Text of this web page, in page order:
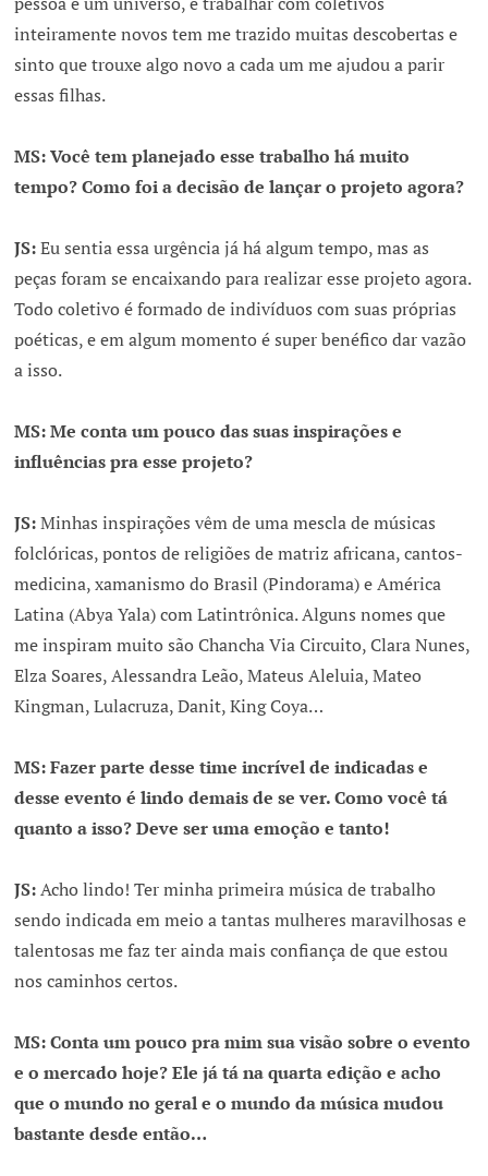
inteiramente novos tem me trazido muitas descobertas e
sinto que trouxe algo novo a cada um me ajudou a parir
essas filhas.
MS: Você tem planejado esse trabalho há muito
tempo? Como foi a decisão de lançar o projeto agora?
JS:Eu sentia essa urgência já há algum tempo, mas as
peças foram se encaixando para realizar esse projeto agora.
Todo coletivo é formado de indivíduos com suas próprias
poéticas, e em algum momento é super benéfico dar vazão
a isso.
MS: Me conta um pouco das suas inspirações e
influências pra esse projeto?
JS:Minhas inspirações vêm de uma mescla de músicas
folclóricas, pontos de religiões de matriz africana, cantos-
medicina, xamanismo do Brasil (Pindorama) e América
Latina (Abya Yala) com Latintrônica. Alguns nomes que
me inspiram muito são Chancha Via Circuito, Clara Nunes,
Elza Soares, Alessandra Leão, Mateus Aleluia, Mateo
Kingman, Lulacruza, Danit, King Coya…
MS: Fazer parte desse time incrível de indicadas e
desse evento é lindo demais de se ver. Como você tá
quanto a isso? Deve ser uma emoção e tanto!
JS:Acho lindo! Ter minha primeira música de trabalho
sendo indicada em meio a tantas mulheres maravilhosas e
talentosas me faz ter ainda mais confiança de que estou
nos caminhos certos.
MS: Conta um pouco pra mim sua visão sobre o evento
e o mercado hoje? Ele já tá na quarta edição e acho
que o mundo no geral e o mundo da música mudou
bastante desde então…